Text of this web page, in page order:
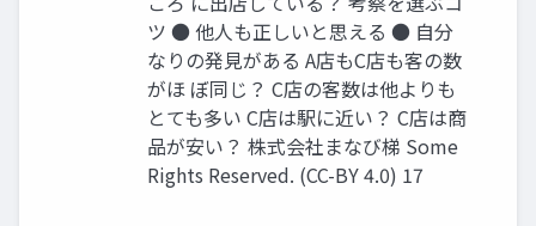
ツ ● 他人も正しいと思える ● 自分
なりの発見がある A店もC店も客の数
がほ ぼ同じ？ C店の客数は他よりも
とても多い C店は駅に近い？ C店は商
品が安い？ 株式会社まなび梯 Some
Rights Reserved. (CC-BY 4.0) 17